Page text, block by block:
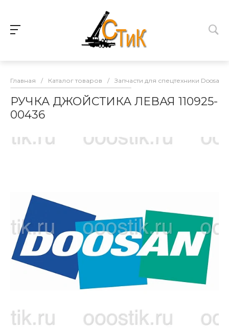
Главная / Каталог товаров / Запчасти для спецтехники Doosan
РУЧКА ДЖОЙСТИКА ЛЕВАЯ 110925-
00436